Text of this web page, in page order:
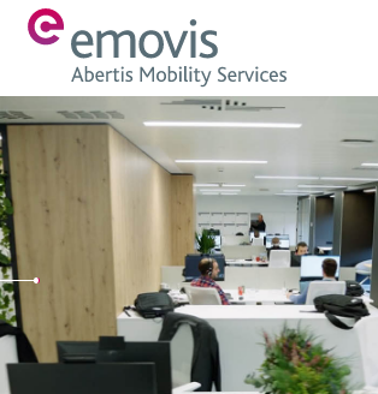
Acerca de
Productos
Servicios y soluciones
Emovis Hub